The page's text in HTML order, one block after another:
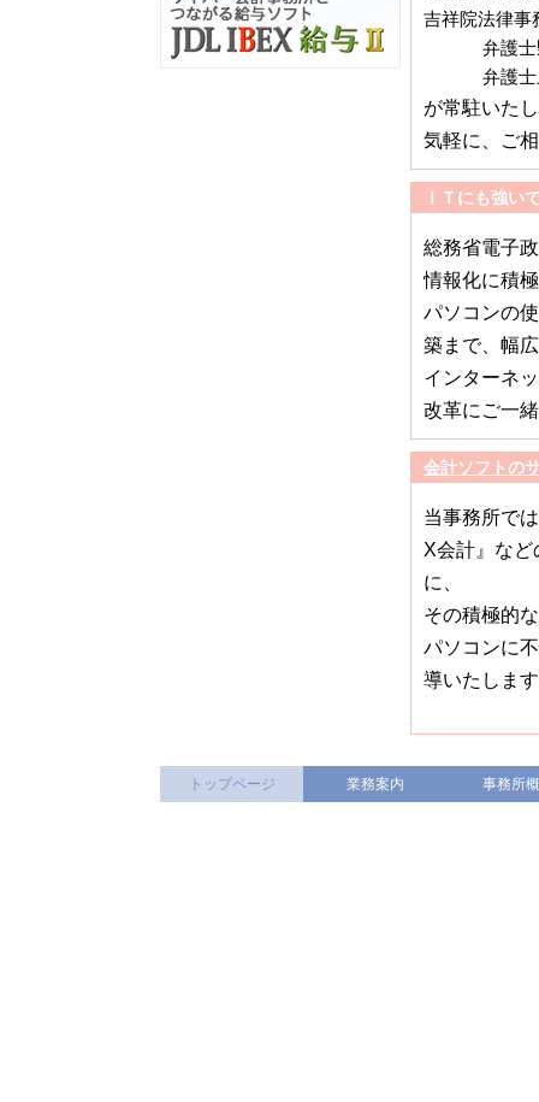
吉祥院法律事
弁護
弁護士
が常駐いた
気軽に、ご
ＩＴにも強い
総務省電子
情報化に積
パソコンの
築まで、幅
インターネ
改革にご一
会計ソフトの
当事務所で
X会計』な
に、
その積極的
パソコンに
導いたしま
トップページ 業務案内 事務所